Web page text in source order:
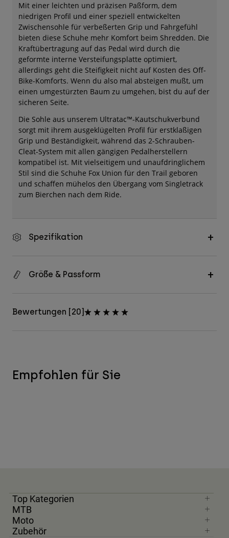
Mit einer leichten und präzisen Paßform, dem
niedrigen Profil und einer speziell entwickelten
Zwischensohle für verbeßerten Grip und Fahrgefühl
bieten diese Schuhe mehr Komfort beim Shredden. Die
Kraftübertragung auf das Pedal wird durch die
geformte interne Versteifungsplatte optimiert,
allerdings geht die Steifigkeit nicht auf Kosten des Off-
Bike-Komforts. Wenn du also mal absteigen mußt, um
einen umgestürzten Baum zu umgehen, bist du auf der
sicheren Seite.
Die Sohle aus unserem Ultratac™-Kautschukverbund
sorgt mit ihrem ausgeklügelten Profil für erstklaßigen
Grip und Beständigkeit, während das 2-Schrauben-
Cleat-System mit allen gängigen Pedalherstellern
kompatibel ist. Mit vielseitigem und unaufdringlichem
Stil sind die Schuhe Fox Union für den Trail geboren
und schaffen mühelos den Übergang vom Singletrack
zum Bierchen nach dem Ride.
Spezifikation
Größe & Passform
Bewertungen [20]
Empfohlen für Sie
Top Kategorien
MTB
Moto
Zubehör